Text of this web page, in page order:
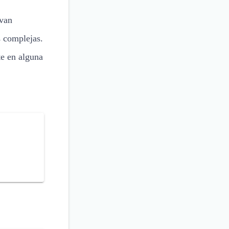
complejas.
en alguna